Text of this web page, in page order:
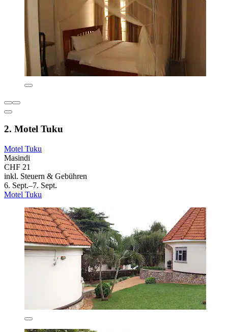
2. Motel Tuku
Motel Tuku
Masindi
CHF 21
inkl. Steuern & Gebühren
6. Sept.–7. Sept.
Motel Tuku